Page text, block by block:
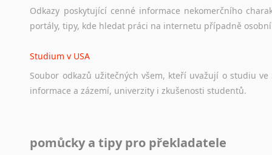
Odkazy poskytující cenné informace nekomerčního
portály, tipy, kde hledat práci na internetu případně osobní
Studium v USA
Soubor odkazů užitečných všem, kteří uvažují o studiu ve
informace a zázemí, univerzity i zkušenosti studentů.
Odkazy poskytující cenné informace nekomerčního
pomůcky a tipy pro překladatele